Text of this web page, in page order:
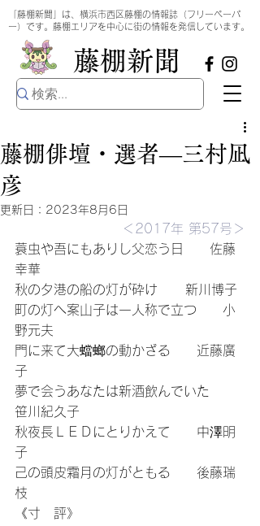
​藤棚新聞
「藤棚新聞」は、横浜市西区藤棚の情報誌（フリーペーパ
ー）です。藤棚エリアを中心に街の情報を発信しています。
藤棚俳壇・選者―三村凪
彦
更新日： 2023年8月6日
＜2017年 第57号＞
蓑虫や吾にもありし父恋う日　　佐藤
幸華
秋の夕港の船の灯が砕け   　新川博子
町の灯へ案山子は一人称で立つ　　小
野元夫
門に来て大蟷螂の動かざる　　近藤廣
子
夢で会うあなたは新酒飲んでいた
笹川紀久子
秋夜長ＬＥＤにとりかえて　　中澤明
子
己の頭皮霜月の灯がともる　　後藤瑞
枝
《寸　評》